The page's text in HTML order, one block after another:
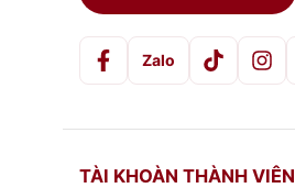
Zalo
TÀI KHOÀN THÀNH VIÊN